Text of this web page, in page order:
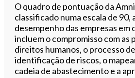
O quadro de pontuação da
classificado numa escala de 90,
desempenho das empresas em
incluem o compromisso com as
direitos humanos, o processo de
identificação de riscos, o
cadeia de abastecimento e a